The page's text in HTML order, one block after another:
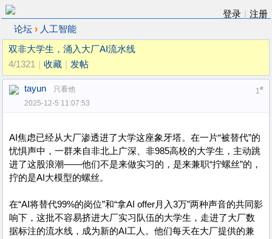
登录
注册
论坛 › 人工智能
双非大学生，涌入大厂AI流水线
4/1321
收藏 发帖
1#
tayun
只看他
2025-12-5 11:07:53
AI焦虑已经从大厂渗透进了大学这座象牙塔。在一片“被替代”的
忧惧声中，一群来自非北上广深、非985高校的大学生，主动跳
进了这股浪潮——他们不是来做实习的，是来兼职“拧螺丝”的，
拧的是AI大模型的螺丝。
在“AI将替代99%的岗位”和“拿AI offer月入3万”两种声音的共同影
响下，这批不容易挤进大厂实习队伍的大学生，走进了大厂数
据标注的流水线，成为新的AI工人。他们每天在大厂提供的兼